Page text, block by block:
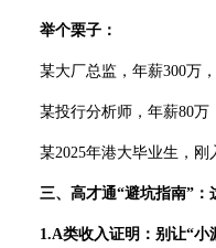
举个栗子：
某大厂总监，年薪300万，
某投行分析师，年薪80万
某2025年港大毕业生，刚
三、高才通“避坑指南”：
1.A类收入证明：别让“小